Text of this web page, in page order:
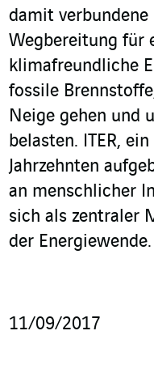
damit
Wegbereitung für
klimafreundliche
fossile
Neige gehen und
belasten. ITER,
Jahrzehnten
an menschlicher
sich als zentraler
der Energiewende.
11/09/2017